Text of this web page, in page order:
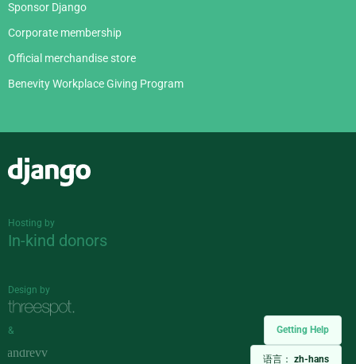
Getting Help
语言： zh-hans
Sponsor Django
Corporate membership
Official merchandise store
Benevity Workplace Giving Program
Hosting by
In-kind donors
Design by
&